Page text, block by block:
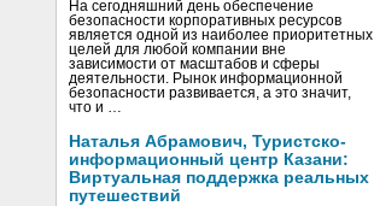
На сегодняшний день обеспечение
безопасности корпоративных ресурсов
является одной из наиболее приоритетных
целей для любой компании вне
зависимости от масштабов и сферы
деятельности. Рынок информационной
безопасности развивается, а это значит,
что и …
Наталья Абрамович, Туристско-
информационный центр Казани:
Виртуальная поддержка реальных
путешествий